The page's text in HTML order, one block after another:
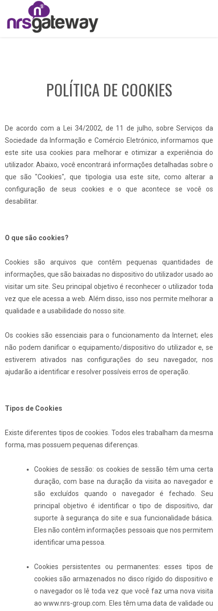
POLÍTICA DE COOKIES
De acordo com a Lei 34/2002, de 11 de julho, sobre Serviços da
Sociedade da Informação e Comércio Eletrónico, informamos que
este site usa cookies para melhorar e otimizar a experiência do
utilizador. Abaixo, você encontrará informações detalhadas sobre o
que são "Cookies", que tipologia usa este site, como alterar a
configuração de seus cookies e o que acontece se você os
desabilitar.
O que são cookies?
Cookies são arquivos que contêm pequenas quantidades de
informações, que são baixadas no dispositivo do utilizador usado ao
visitar um site. Seu principal objetivo é reconhecer o utilizador toda
vez que ele acessa a web. Além disso, isso nos permite melhorar a
qualidade e a usabilidade do nosso site.
Os cookies são essenciais para o funcionamento da Internet; eles
não podem danificar o equipamento/dispositivo do utilizador e, se
estiverem ativados nas configurações do seu navegador, nos
ajudarão a identificar e resolver possíveis erros de operação.
Tipos de Cookies
Existe diferentes tipos de cookies. Todos eles trabalham da mesma
forma, mas possuem pequenas diferenças.
Cookies de sessão: os cookies de sessão têm uma certa
duração, com base na duração da visita ao navegador e
são excluídos quando o navegador é fechado. Seu
principal objetivo é identificar o tipo de dispositivo, dar
suporte à segurança do site e sua funcionalidade básica.
Eles não contêm informações pessoais que nos permitem
identificar uma pessoa.
Cookies persistentes ou permanentes: esses tipos de
cookies são armazenados no disco rígido do dispositivo e
o navegador os lê toda vez que você faz uma nova visita
ao www.nrs-group.com. Eles têm uma data de validade ou